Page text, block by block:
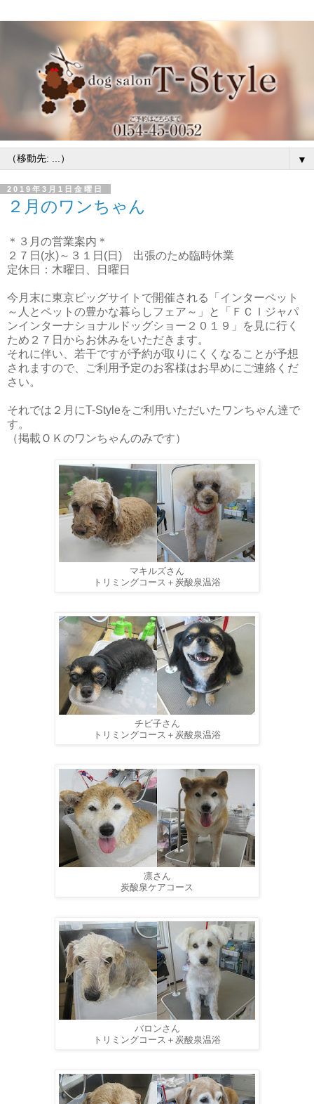
▼
2019年3月1日金曜日
２月のワンちゃん
＊３月の営業案内＊
２７日(水)～３１日(日) 出張のため臨時休業
定休日：木曜日、日曜日
今月末に東京ビッグサイトで開催される「インターペット
～人とペットの豊かな暮らしフェア～」と「ＦＣＩジャパ
ンインターナショナルドッグショー２０１９」を見に行く
ため２７日からお休みをいただきます。
それに伴い、若干ですが予約が取りにくくなることが予想
されますので、ご利用予定のお客様はお早めにご連絡くだ
さい。
それでは２月にT-Styleをご利用いただいたワンちゃん達で
す。
（掲載ＯＫのワンちゃんのみです）
マキルズさん
トリミングコース＋炭酸泉温浴
チビ子さん
トリミングコース＋炭酸泉温浴
凛さん
炭酸泉ケアコース
バロンさん
トリミングコース＋炭酸泉温浴